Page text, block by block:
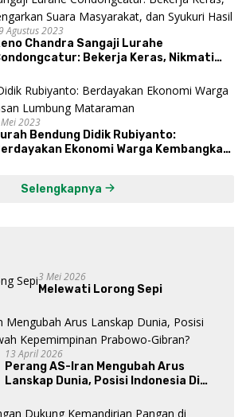
Agustus 2023
Chandra Sangaji Lurahe
Bekerja Keras, Nikmati
Syukuri Hasil
2023
Bendung Didik Rubiyanto:
Ekonomi Warga Kembangkan
Selengkapnya
3 Mei 2026
Melewati Lorong Sepi
13 April 2026
Perang AS-Iran Mengubah Arus
Lanskap Dunia, Posisi Indonesia Di
Gibran?